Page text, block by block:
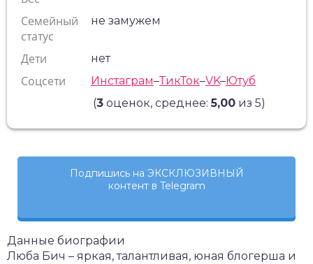
Семейный
статус
не замужем
Дети нет
Соцсети Инстаграм–ТикТок–VK–Ютуб
(3оценок, среднее:5,00из 5)
Подпишись на ЭКСКЛЮЗИВНЫЙ
контент в Telegram
Данные биографии
Люба Бич – яркая, талантливая, юная блогерша и